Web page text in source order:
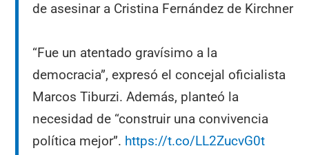
de asesinar a Cristina Fernández de Kirchner
“Fue un atentado gravísimo a la
democracia”, expresó el concejal oficialista
Marcos Tiburzi. Además, planteó la
necesidad de “construir una convivencia
política mejor”. https://t.co/LL2ZucvG0t